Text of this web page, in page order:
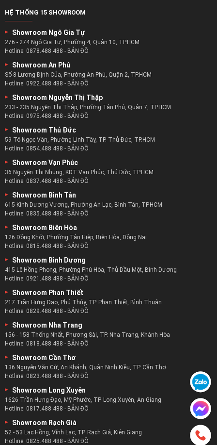
HỆ THỐNG 15 SHOWROOM
Showroom Ngô Gia Tự
276 - 274 Ngô Gia Tự, Phường 4, Quận 10, TP.HCM
Hotline: 0878.488.488 - BẢN ĐỒ
Showroom An Phú
Số 8 Lương Định Của, Phường An Phú, Quận 2, TP.HCM
Hotline: 0922.488.488 - BẢN ĐỒ
Showroom Nguyễn Thị Thập
233 - 235 Nguyễn Thị Thập, Phường Tân Phú, Quận 7, TP.HCM
Hotline: 0975.488.488 - BẢN ĐỒ
Showroom Thủ Đức
59 Tô Ngọc Vân, Phường Linh Tây, TP. Thủ Đức, TP.HCM
Hotline: 0854.488.488 - BẢN ĐỒ
Showroom Vạn Phúc
36 Nguyễn Thị Nhung, KĐT Vạn Phúc, Thủ Đức, TP.HCM
Hotline: 0837.488.488 - BẢN ĐỒ
Showroom Bình Tân
615 Kinh Dương Vương, Phường An Lạc, Bình Tân, TP.HCM
Hotline: 0835.488.488 - BẢN ĐỒ
Showroom Biên Hòa
126 Đồng Khởi, Phường Tân Hiệp, Biên Hòa, Đồng Nai
Hotline: 0815.488.488 - BẢN ĐỒ
Showroom Bình Dương
415 Lê Hồng Phong, Phường Phú Hòa, Thủ Dầu Một, Bình Dương
Hotline: 0921.488.488 - BẢN ĐỒ
Showroom Phan Thiết
217 Trần Hưng Đạo, Phú Thủy, TP. Phan Thiết, Bình Thuận
Hotline: 0829.488.488 - BẢN ĐỒ
Showroom Nha Trang
156 - 158 Thống Nhất, Phương Sài, TP. Nha Trang, Khánh Hòa
Hotline: 0818.488.488 - BẢN ĐỒ
Showroom Cần Thơ
136 Nguyễn Văn Cừ, An Khánh, Quận Ninh Kiều, TP. Cần Thơ
Hotline: 0823.488.488 - BẢN ĐỒ
Showroom Long Xuyên
1626 Trần Hưng Đạo, Mỹ Phước, TP. Long Xuyên, An Giang
Hotline: 0817.488.488 - BẢN ĐỒ
Showroom Rạch Giá
52 - 53 Lạc Hồng, Vĩnh Lạc, TP. Rạch Giá, Kiên Giang
Hotline: 0825.488.488 - BẢN ĐỒ